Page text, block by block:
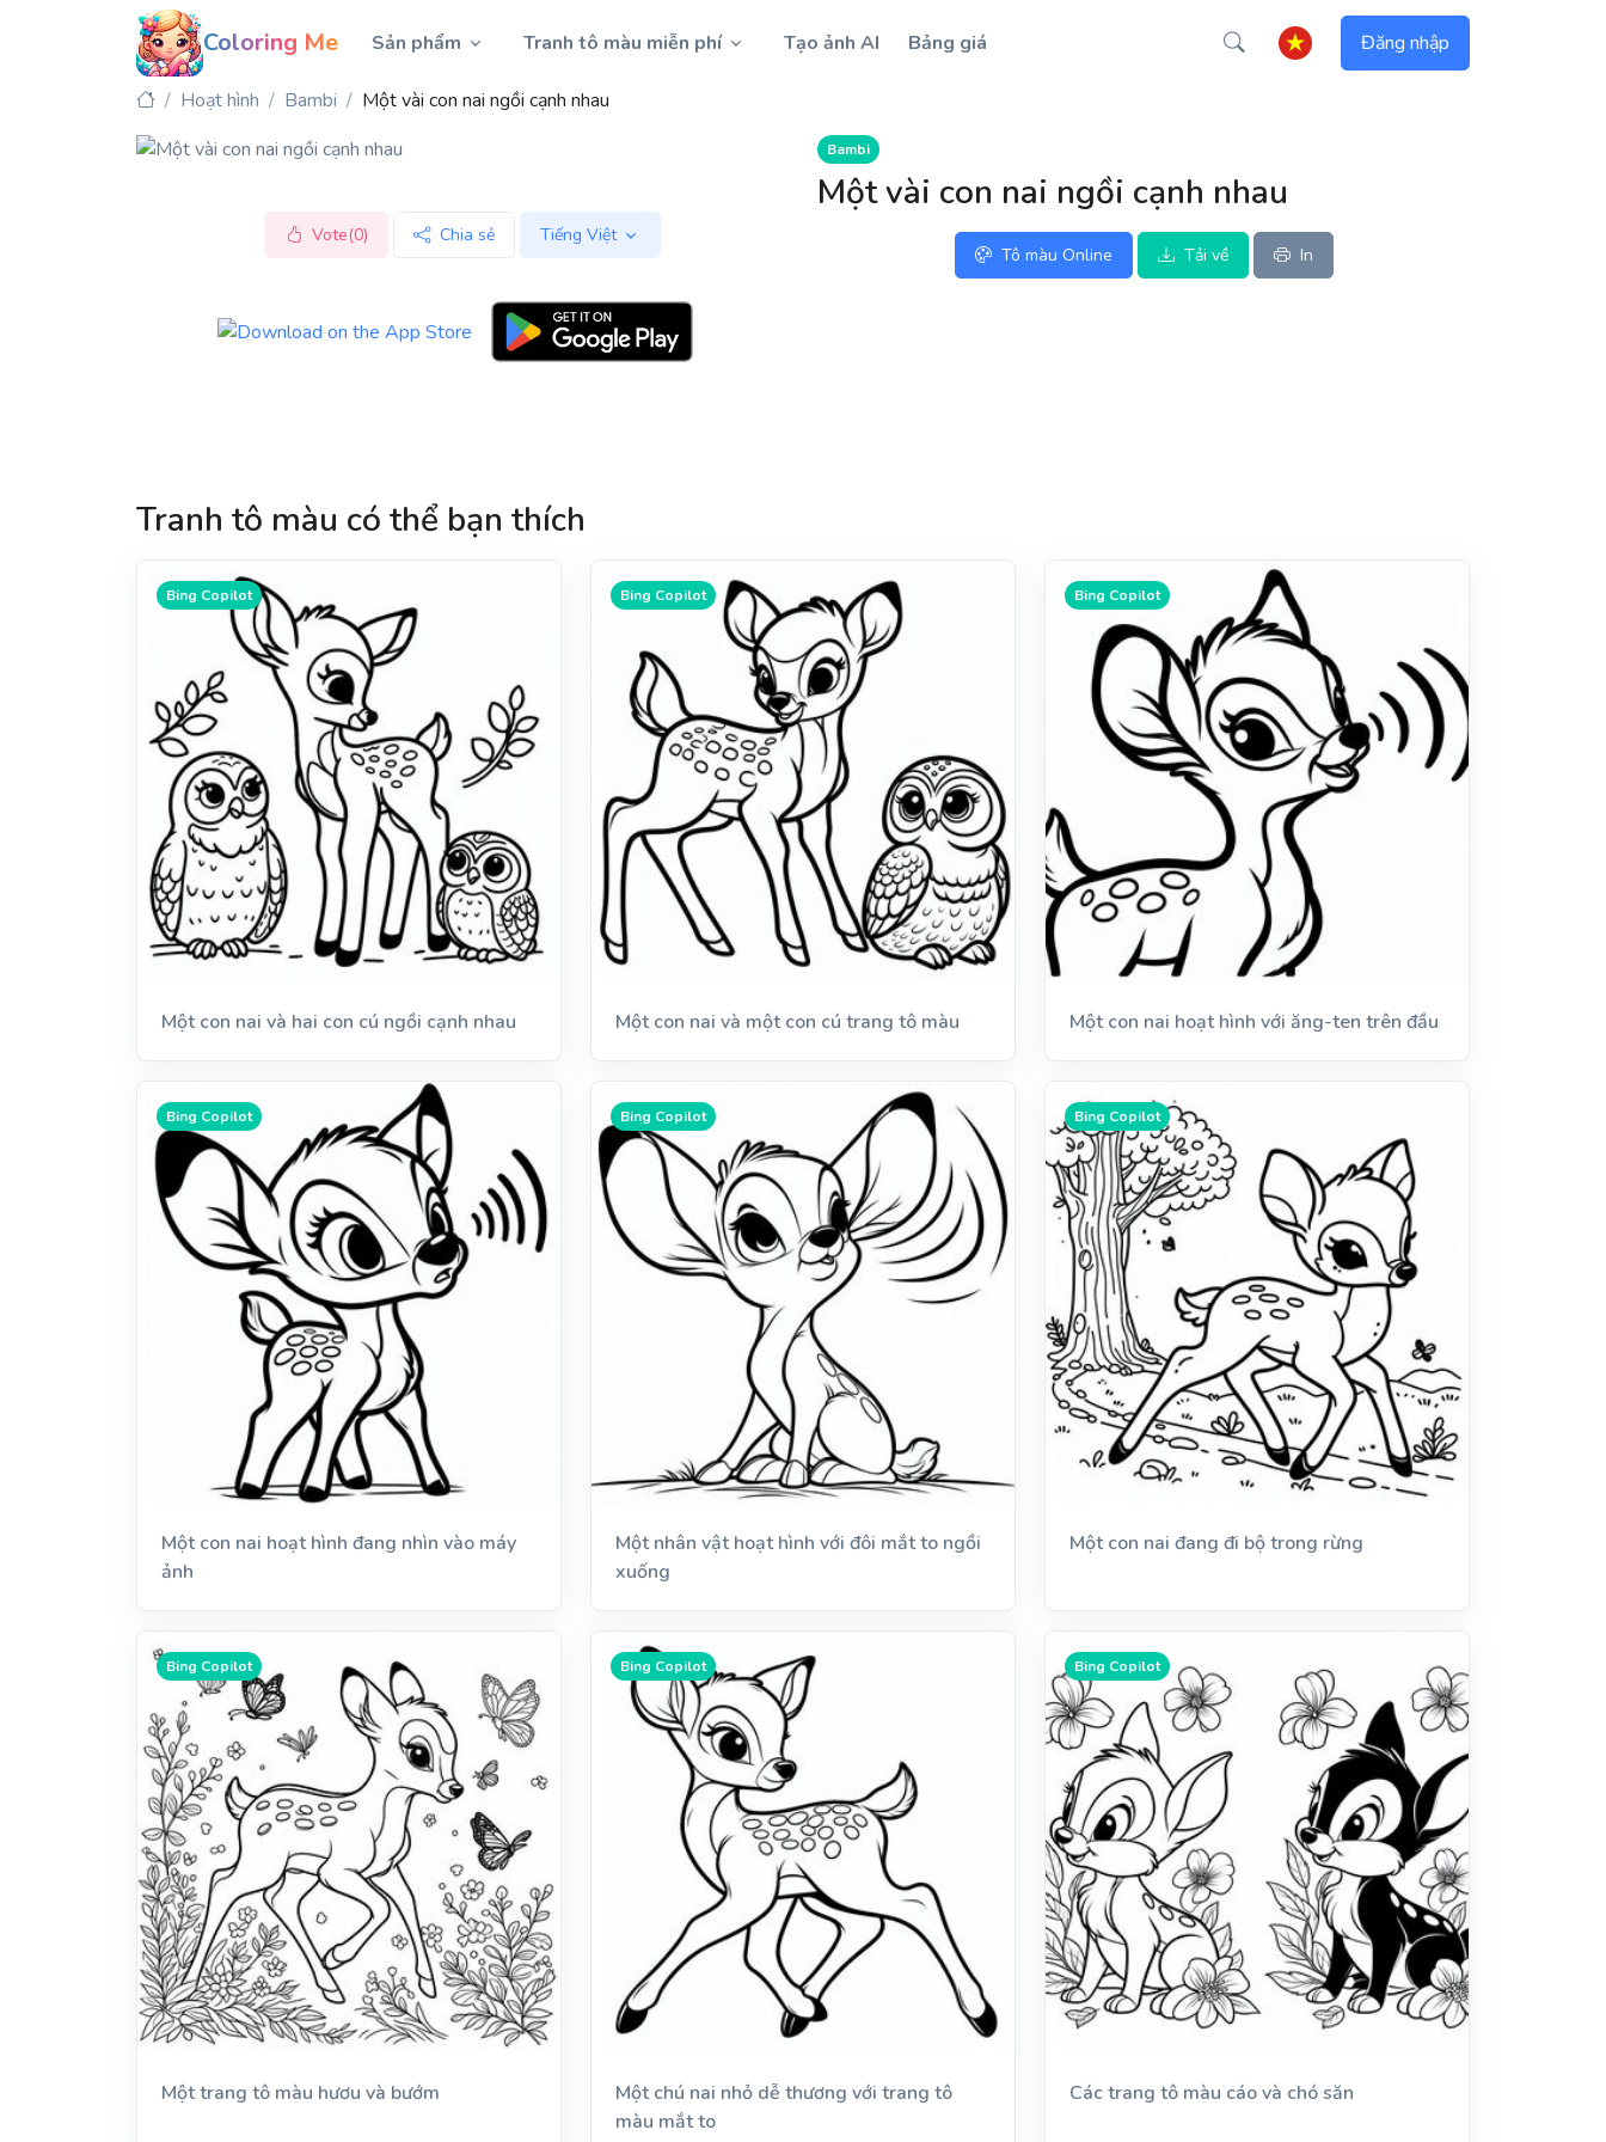
Coloring Me Sản phẩm Tranh tô màu miễn phí Tạo ảnh AI Bảng giá Đăng nhập
Hoạt hình Bambi Một vài con nai ngồi cạnh nhau
Vote(0) Chia sẻ Tiếng Việt
Bambi
Một vài con nai ngồi cạnh nhau
Tô màu Online Tải về In
Tranh tô màu có thể bạn thích
Bing Copilot
Một con nai và hai con cú ngồi cạnh nhau
Bing Copilot
Một con nai và một con cú trang tô màu
Bing Copilot
Một con nai hoạt hình với ăng-ten trên đầu
Bing Copilot
Một con nai hoạt hình đang nhìn vào máy
ảnh
Bing Copilot
Một nhân vật hoạt hình với đôi mắt to ngồi
xuống
Bing Copilot
Một con nai đang đi bộ trong rừng
Bing Copilot
Một trang tô màu hươu và bướm
Bing Copilot
Một chú nai nhỏ dễ thương với trang tô
màu mắt to
Bing Copilot
Các trang tô màu cáo và chó săn